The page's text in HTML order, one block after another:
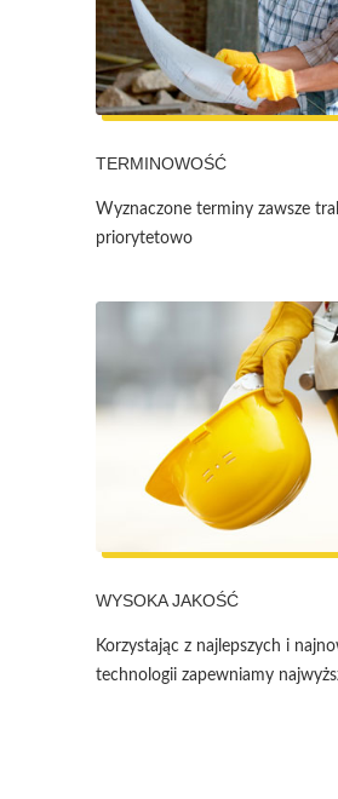
TERMINOWOŚĆ
Wyznaczone terminy zawsze
priorytetowo
WYSOKA JAKOŚĆ
Korzystając z najlepszych i
technologii zapewniamy